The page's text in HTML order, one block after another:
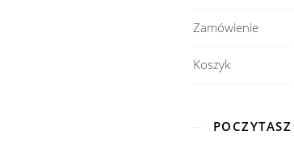
Zamówienie
Koszyk